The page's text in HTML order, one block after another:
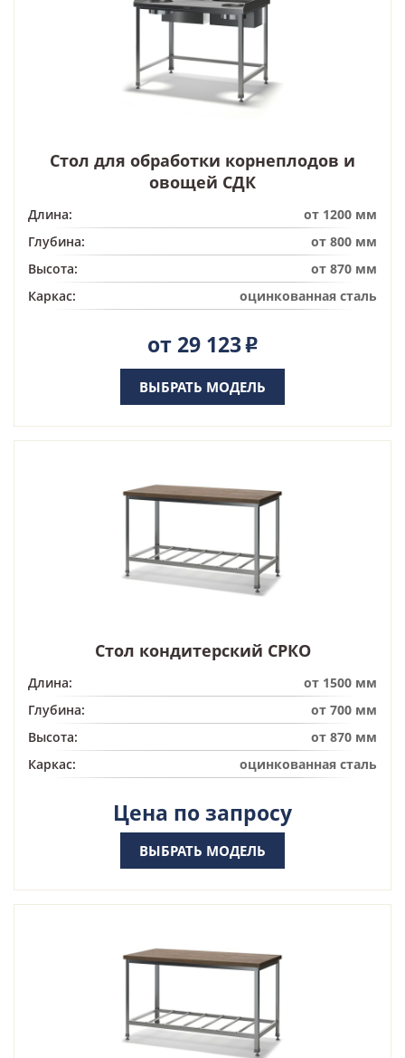
Стол для обработки корнеплодов и
овощей СДК
Длина:
от 1200 мм
Глубина:
от 800 мм
Высота:
от 870 мм
Каркас:
оцинкованная сталь
от 29 123Р
ВЫБРАТЬ МОДЕЛЬ
Стол кондитерский СРКО
Длина:
от 1500 мм
Глубина:
от 700 мм
Высота:
от 870 мм
Каркас:
оцинкованная сталь
Цена по запросу
ВЫБРАТЬ МОДЕЛЬ